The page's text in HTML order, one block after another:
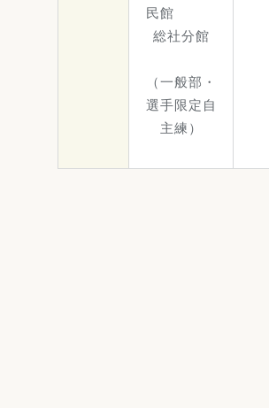
民館
総社分館
（一般部・
選手限定自
主練）